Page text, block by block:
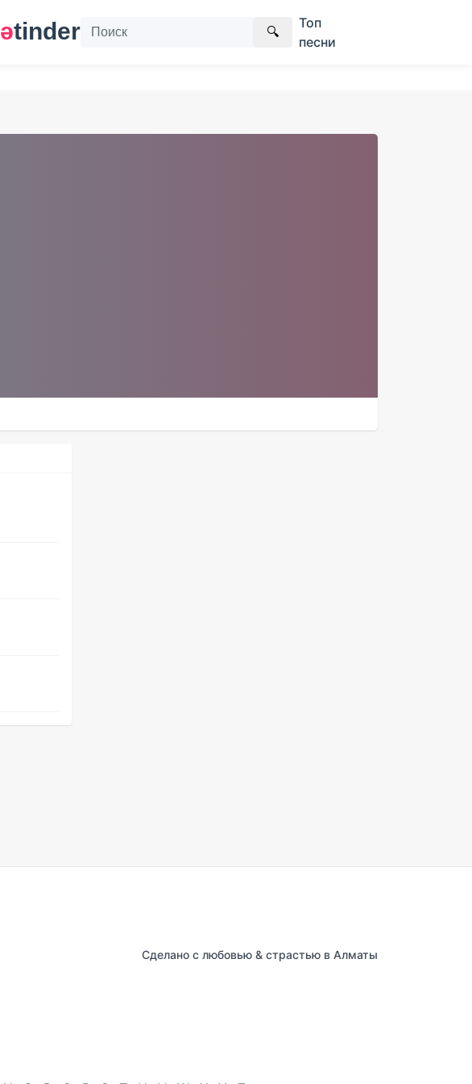
әtinder 🔍
Топ
песни
Сделано с любовью & страстью в Алматы